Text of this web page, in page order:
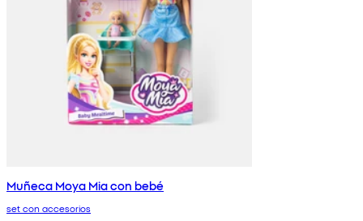
Muñeca Moya Mia con bebé
set con accesorios